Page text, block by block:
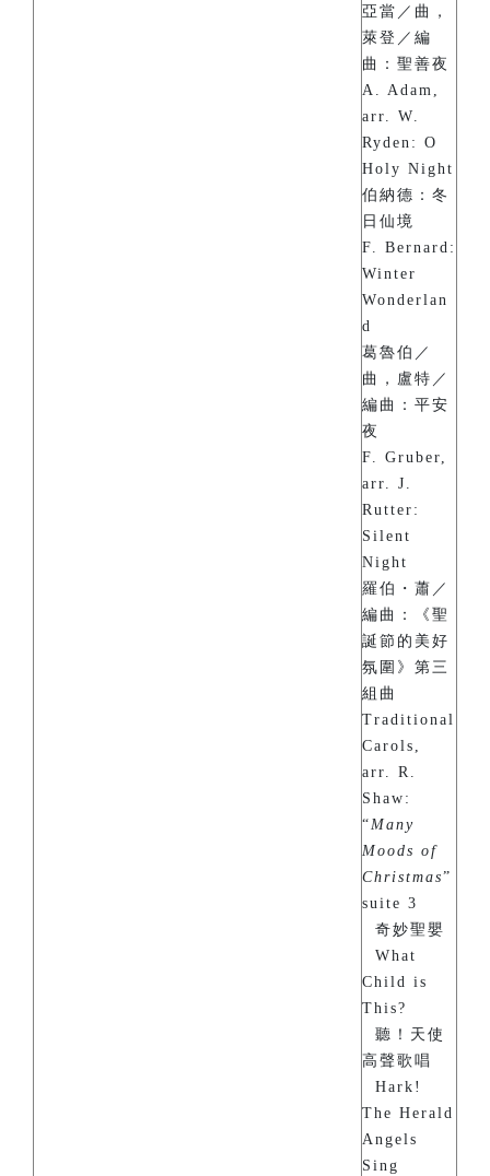
亞當／曲，
萊登／編
曲：聖善夜
A. Adam,
arr. W.
Ryden: O
Holy Night
伯納德：冬
日仙境
F. Bernard:
Winter
Wonderlan
d
葛魯伯／
曲，盧特／
編曲：平安
夜
F. Gruber,
arr. J.
Rutter:
Silent
Night
羅伯・蕭／
編曲：《聖
誕節的美好
氛圍》第三
組曲
Traditional
Carols,
arr. R.
Shaw:
“Many
Moods of
Christmas”
suite 3
奇妙聖嬰
What
Child is
This?
聽！天使
高聲歌唱
Hark!
The Herald
Angels
Sing